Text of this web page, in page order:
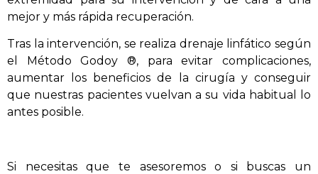
mejor y más rápida recuperación.
Tras la intervención, se realiza drenaje linfático según
el Método Godoy ®, para evitar complicaciones,
aumentar los beneficios de la cirugía y conseguir
que nuestras pacientes vuelvan a su vida habitual lo
antes posible.
Si necesitas que te asesoremos o si buscas un